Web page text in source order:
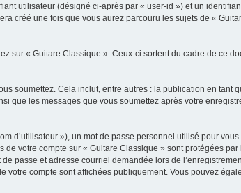
utilisateur (désigné ci-après par « user-id ») et un
créé une fois que vous aurez parcouru les sujets de «
sur « Guitare Classique ». Ceux-ci sortent du cadre de ce
soumettez. Cela inclut, entre autres : la publication en tant
que les messages que vous soumettez après votre
d’utilisateur »), un mot de passe personnel utilisé pour
votre compte sur « Guitare Classique » sont protégées
passe et adresse courriel demandée lors de
compte sont affichées publiquement. Vous pouvez